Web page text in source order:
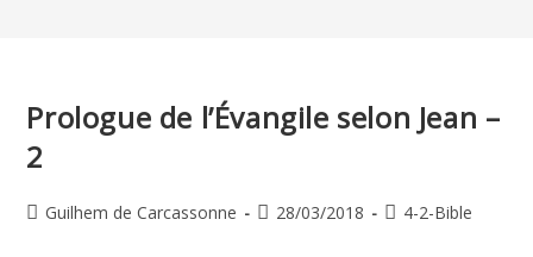
Prologue de l’Évangile selon Jean –
2
Auteur/autrice
Guilhem de Carcassonne
Publication
28/03/2018
Post4-2-Bible